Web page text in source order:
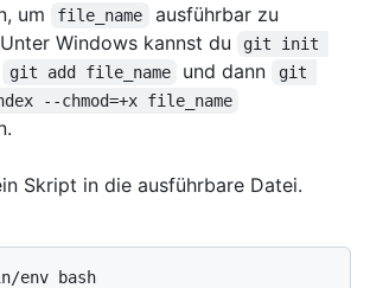
um
file_name
ausführbar zu
Windows kannst du
git init
git add file_name und dann
git
--chmod=+x file_name
Skript in die ausführbare Datei.
env bash